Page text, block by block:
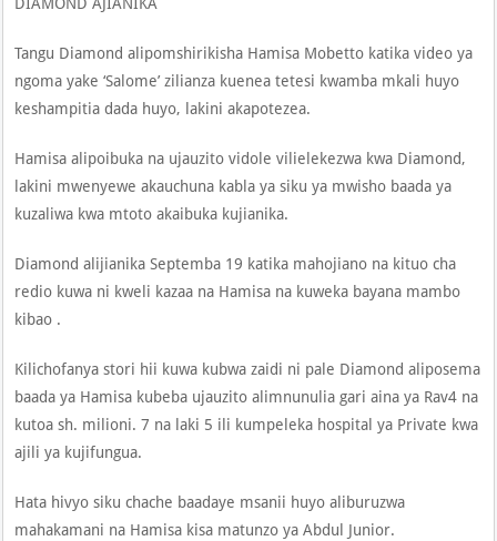
DIAMOND AJIANIKA
Tangu Diamond alipomshirikisha Hamisa Mobetto katika video ya
ngoma yake ‘Salome’ zilianza kuenea tetesi kwamba mkali huyo
keshampitia dada huyo, lakini akapotezea.
Hamisa alipoibuka na ujauzito vidole vilielekezwa kwa Diamond,
lakini mwenyewe akauchuna kabla ya siku ya mwisho baada ya
kuzaliwa kwa mtoto akaibuka kujianika.
Diamond alijianika Septemba 19 katika mahojiano na kituo cha
redio kuwa ni kweli kazaa na Hamisa na kuweka bayana mambo
kibao .
Kilichofanya stori hii kuwa kubwa zaidi ni pale Diamond aliposema
baada ya Hamisa kubeba ujauzito alimnunulia gari aina ya Rav4 na
kutoa sh. milioni. 7 na laki 5 ili kumpeleka hospital ya Private kwa
ajili ya kujifungua.
Hata hivyo siku chache baadaye msanii huyo aliburuzwa
mahakamani na Hamisa kisa matunzo ya Abdul Junior.